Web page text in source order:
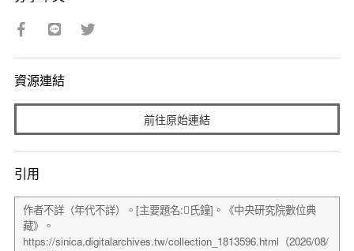
資源連結
前往原始連結
引用